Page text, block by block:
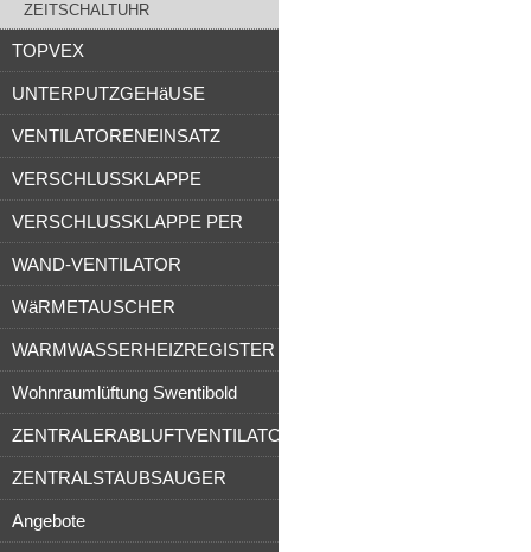
ZEITSCHALTUHR
TOPVEX
UNTERPUTZGEHäUSE
VENTILATORENEINSATZ
VERSCHLUSSKLAPPE
VERSCHLUSSKLAPPE PER
WAND-VENTILATOR
WäRMETAUSCHER
WARMWASSERHEIZREGISTER
Wohnraumlüftung Swentibold
ZENTRALERABLUFTVENTILATOR
ZENTRALSTAUBSAUGER
Angebote